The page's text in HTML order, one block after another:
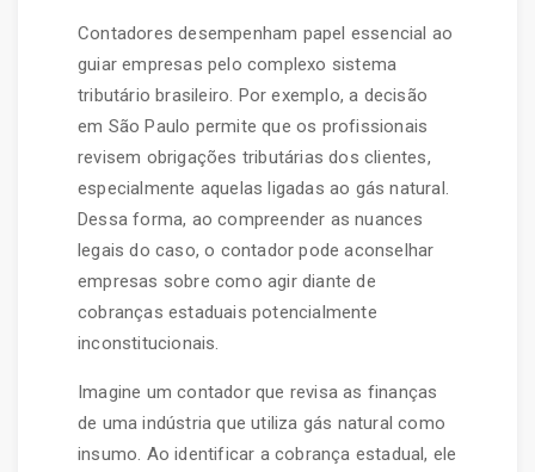
Contadores desempenham papel essencial ao
guiar empresas pelo complexo sistema
tributário brasileiro. Por exemplo, a decisão
em São Paulo permite que os profissionais
revisem obrigações tributárias dos clientes,
especialmente aquelas ligadas ao gás natural.
Dessa forma, ao compreender as nuances
legais do caso, o contador pode aconselhar
empresas sobre como agir diante de
cobranças estaduais potencialmente
inconstitucionais.
Imagine um contador que revisa as finanças
de uma indústria que utiliza gás natural como
insumo. Ao identificar a cobrança estadual, ele